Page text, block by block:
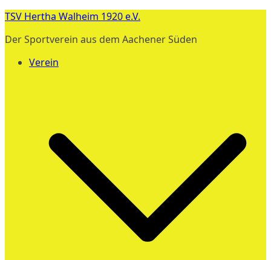
Zum
springen
TSV Hertha Walheim 1920 e.V.
Der Sportverein aus dem Aachener Süden
Verein